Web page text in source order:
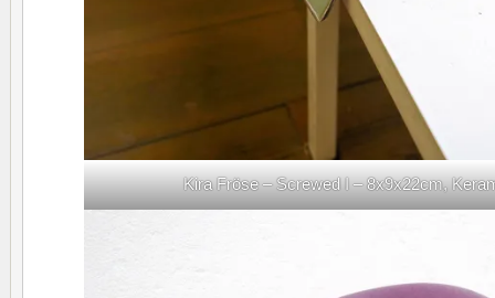
Kira Fröse – Screwed I – 8x9x22cm,